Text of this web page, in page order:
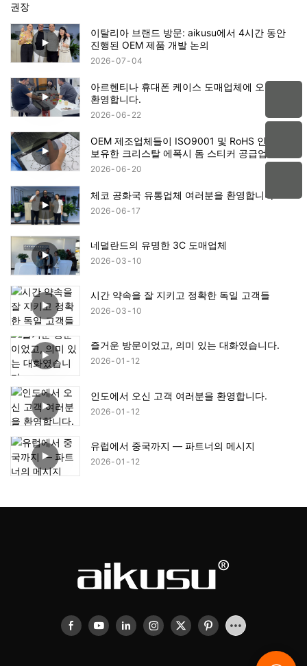
권장
이탈리아 브랜드 방문: aikusu에서 4시간 동안
진행된 OEM 제품 개발 논의
2026 07 04
아르헨티나 휴대폰 케이스 도매업체에 오신 것을
환영합니다.
2026 06 22
OEM 제조업체들이 ISO9001 및 RoHS 인증을
보유한 크리스탈 에폭시 돔 스티커 공급업체를
우선시하는 이유는 무엇일까요?
2026 06 20
체코 공화국 유통업체 여러분을 환영합니다.
2026 06 17
네덜란드의 유명한 3C 도매업체
2026 03 10
시간 약속을 잘 지키고 정확한 독일 고객들
2026 03 10
즐거운 방문이었고, 의미 있는 대화였습니다.
2026 01 12
인도에서 오신 고객 여러분을 환영합니다.
2026 01 12
유럽에서 중국까지 — 파트너의 메시지
2026 01 12